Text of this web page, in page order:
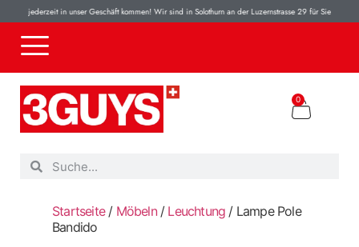
jederzeit in unser Geschäft kommen! Wir sind in Solothurn an der Luzernstrasse 29 für Sie da!
0
Startseite/ Möbeln/ Leuchtung / Lampe Pole
Bandido